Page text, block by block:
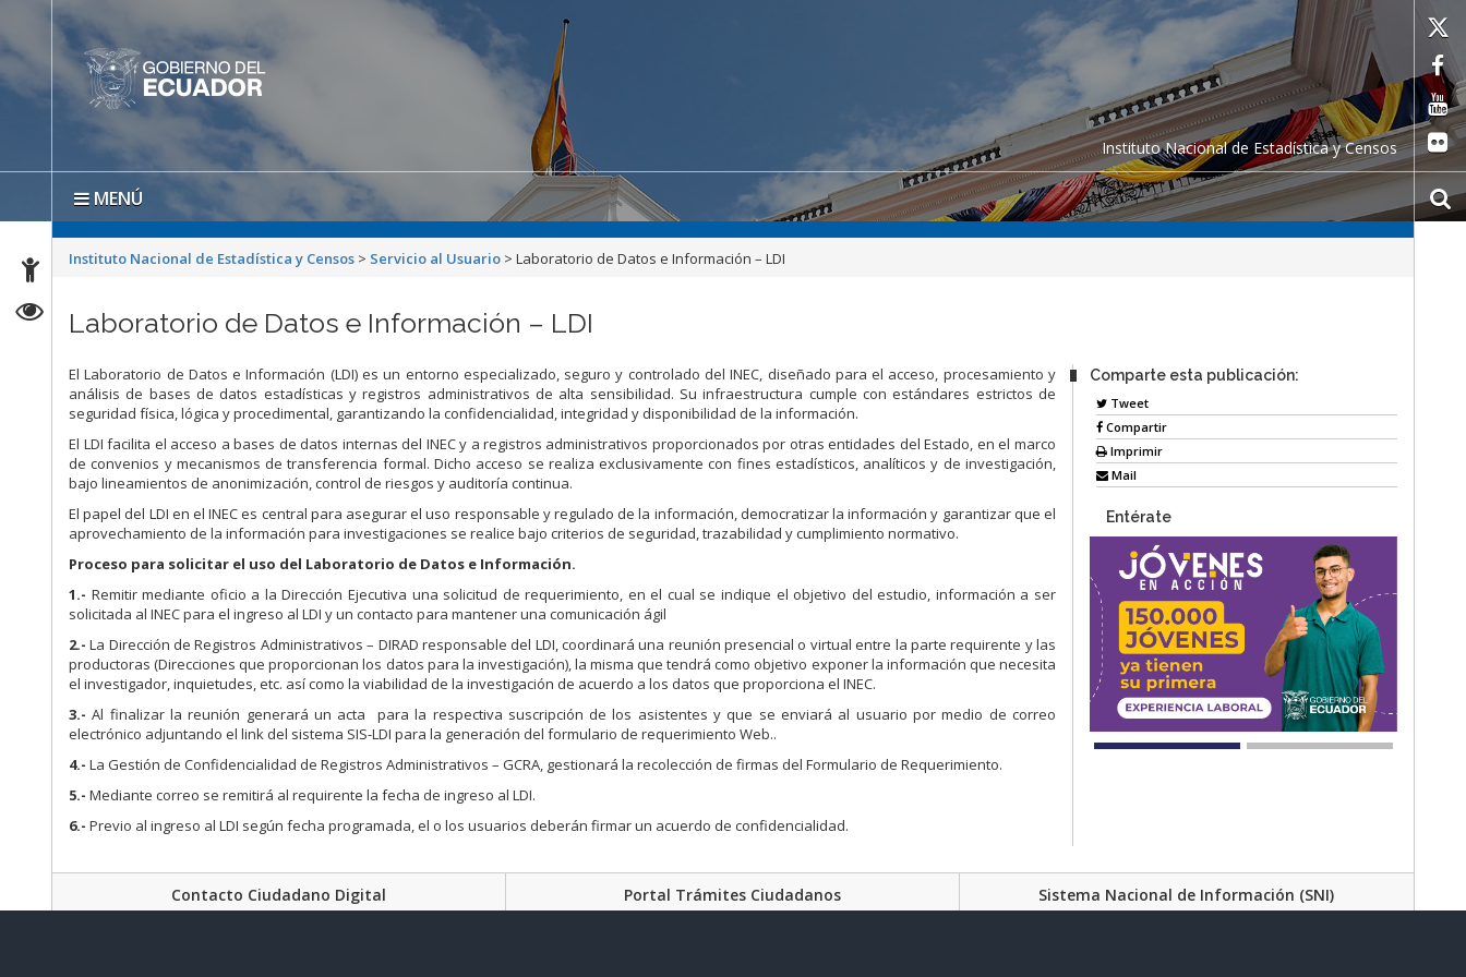
Instituto Nacional de Estadística y Censos
MENÚ
Instituto Nacional de Estadística y Censos > Servicio al Usuario >Laboratorio de Datos e Información – LDI
Laboratorio de Datos e Información – LDI
El Laboratorio de Datos e Información (LDI) es un entorno especializado, seguro y controlado del INEC, diseñado para el acceso, procesamiento y
análisis de bases de datos estadísticas y registros administrativos de alta sensibilidad. Su infraestructura cumple con estándares estrictos de
seguridad física, lógica y procedimental, garantizando la confidencialidad, integridad y disponibilidad de la información.
El LDI facilita el acceso a bases de datos internas del INEC y a registros administrativos proporcionados por otras entidades del Estado, en el marco
de convenios y mecanismos de transferencia formal. Dicho acceso se realiza exclusivamente con fines estadísticos, analíticos y de investigación,
bajo lineamientos de anonimización, control de riesgos y auditoría continua.
El papel del LDI en el INEC es central para asegurar el uso responsable y regulado de la información, democratizar la información y garantizar que el
aprovechamiento de la información para investigaciones se realice bajo criterios de seguridad, trazabilidad y cumplimiento normativo.
Proceso para solicitar el uso del Laboratorio de Datos e Información.
1.- Remitir mediante oficio a la Dirección Ejecutiva una solicitud de requerimiento, en el cual se indique el objetivo del estudio, información a ser
solicitada al INEC para el ingreso al LDI y un contacto para mantener una comunicación ágil
2.- La Dirección de Registros Administrativos – DIRAD responsable del LDI, coordinará una reunión presencial o virtual entre la parte requirente y las
productoras (Direcciones que proporcionan los datos para la investigación), la misma que tendrá como objetivo exponer la información que necesita
el investigador, inquietudes, etc. así como la viabilidad de la investigación de acuerdo a los datos que proporciona el INEC.
3.- Al finalizar la reunión generará un acta para la respectiva suscripción de los asistentes y que se enviará al usuario por medio de correo
electrónico adjuntando el link del sistema SIS-LDI para la generación del formulario de requerimiento Web..
4.- La Gestión de Confidencialidad de Registros Administrativos – GCRA, gestionará la recolección de firmas del Formulario de Requerimiento.
5.- Mediante correo se remitirá al requirente la fecha de ingreso al LDI.
6.- Previo al ingreso al LDI según fecha programada, el o los usuarios deberán firmar un acuerdo de confidencialidad.
Comparte esta publicación:
Tweet
Compartir
Imprimir
Mail
Entérate
Contacto Ciudadano Digital Portal Trámites Ciudadanos Sistema Nacional de Información (SNI)